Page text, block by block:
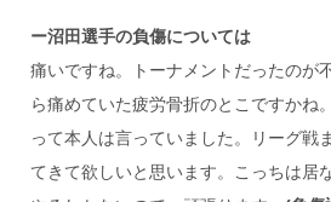
ー沼田選手の負傷については
痛いですね。トーナメントだったのが
ら痛めていた疲労骨折のとこですかね
って本人は言っていました。リーグ戦
てきて欲しいと思います。こっちは居